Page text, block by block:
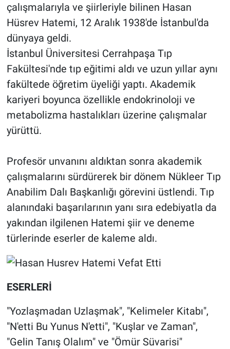
çalışmalarıyla ve şiirleriyle bilinen Hasan
Hüsrev Hatemi, 12 Aralık 1938'de İstanbul'da
dünyaya geldi.
İstanbul Üniversitesi Cerrahpaşa Tıp
Fakültesi'nde tıp eğitimi aldı ve uzun yıllar aynı
fakültede öğretim üyeliği yaptı. Akademik
kariyeri boyunca özellikle endokrinoloji ve
metabolizma hastalıkları üzerine çalışmalar
yürüttü.
Profesör unvanını aldıktan sonra akademik
çalışmalarını sürdürerek bir dönem Nükleer Tıp
Anabilim Dalı Başkanlığı görevini üstlendi. Tıp
alanındaki başarılarının yanı sıra edebiyatla da
yakından ilgilenen Hatemi şiir ve deneme
türlerinde eserler de kaleme aldı.
ESERLERİ
"Yozlaşmadan Uzlaşmak", "Kelimeler Kitabı",
"N'etti Bu Yunus N'etti", "Kuşlar ve Zaman",
"Gelin Tanış Olalım" ve "Ömür Süvarisi"